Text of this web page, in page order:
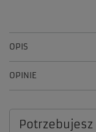
OPIS
OPINIE
Potrzebujesz